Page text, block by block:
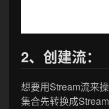
2、创建流：
想要用Stream流来
集合先转换成